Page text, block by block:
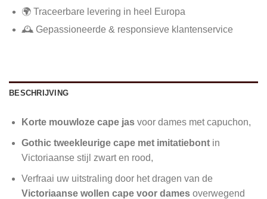
🌍 Traceerbare levering in heel Europa
🕰️ Gepassioneerde & responsieve klantenservice
BESCHRIJVING
Korte mouwloze cape jasvoor dames met capuchon,
Gothic tweekleurige cape met imitatiebontin
Victoriaanse stijl zwart en rood,
Verfraai uw uitstraling door het dragen van de
Victoriaanse wollen cape voor damesoverwegend